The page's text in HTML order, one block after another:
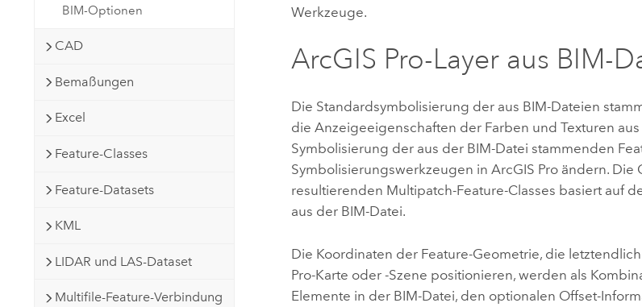
BIM-Optionen
CAD
Bemaßungen
Excel
Feature-Classes
Feature-Datasets
KML
LIDAR und LAS-Dataset
Multifile-Feature-Verbindung
Werkzeuge.
ArcGIS Pro-Layer aus BIM-
Die Standardsymbolisierung der aus BIM-Dateien
die Anzeigeeigenschaften der Farben und Texturen
Symbolisierung der aus der BIM-Datei stammenden
Symbolisierungswerkzeugen inArcGIS Pro ändern. Die
resultierenden Multipatch-Feature-Classes basiert auf
aus der BIM-Datei.
Die Koordinaten der Feature-Geometrie, die
Pro-Karte oder -Szene positionieren, werden als
Elemente in der BIM-Datei, den optionalen Offset-